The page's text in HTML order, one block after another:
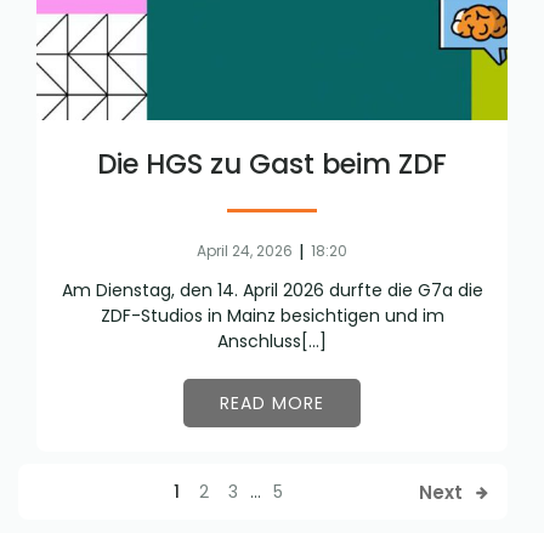
Die HGS zu Gast beim ZDF
April 24, 2026 | 18:20
Am Dienstag, den 14. April 2026 durfte die G7a die
ZDF-Studios in Mainz besichtigen und im
Anschluss[…]
READ MORE
1 2 3 … 5 Next